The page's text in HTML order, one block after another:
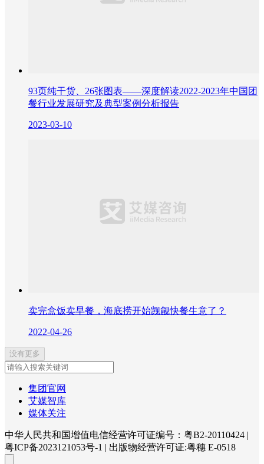
93页纯干货、26张图表——深度解读2022-2023年中国团
餐行业发展研究及典型案例分析报告
2023-03-10
卖完盒饭卖早餐，海底捞开始觊觎快餐生意了？
2022-04-26
没有更多
集团官网
艾媒智库
媒体关注
中华人民共和国增值电信经营许可证编号：粤B2-20110424 |
粤ICP备2023121053号-1 | 出版物经营许可证:粤穗 E-0518